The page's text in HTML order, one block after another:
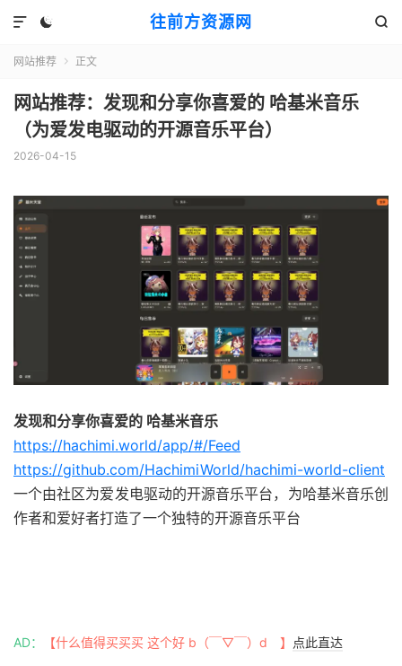
往前方资源网
 

网站推荐  正文
网站推荐：发现和分享你喜爱的 哈基米音乐
（为爱发电驱动的开源音乐平台）
2026-04-15
发现和分享你喜爱的 哈基米音乐
https://hachimi.world/app/#/Feed
https://github.com/HachimiWorld/hachimi-world-client
一个由社区为爱发电驱动的开源音乐平台，为哈基米音乐创
作者和爱好者打造了一个独特的开源音乐平台
AD： 【什么值得买买买 这个好 b（￣▽￣）d 】 点此直达